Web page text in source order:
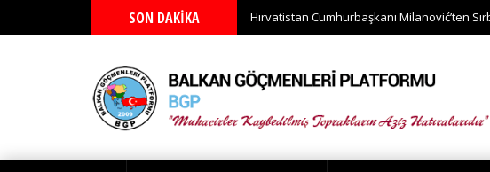
SON DAKİKA Hırvatistan Cumhurbaşkanı Milanović’ten